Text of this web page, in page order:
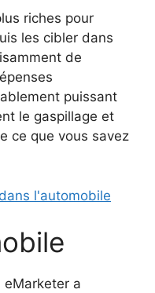
riches pour
les cibler dans
de
puissant
le gaspillage et
ce que vous savez
l'automobile
a